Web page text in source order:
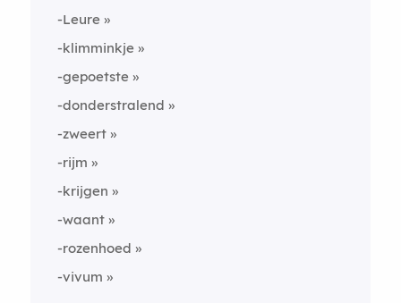
-Leure
-klimminkje
-gepoetste
-donderstralend
-zweert
-rijm
-krijgen
-waant
-rozenhoed
-vivum